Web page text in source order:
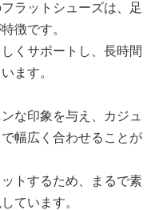
ラットシューズは、足
徴です。
くサポートし、長時間
ます。
な印象を与え、カジュ
幅広く合わせることが
トするため、まるで素
ています。